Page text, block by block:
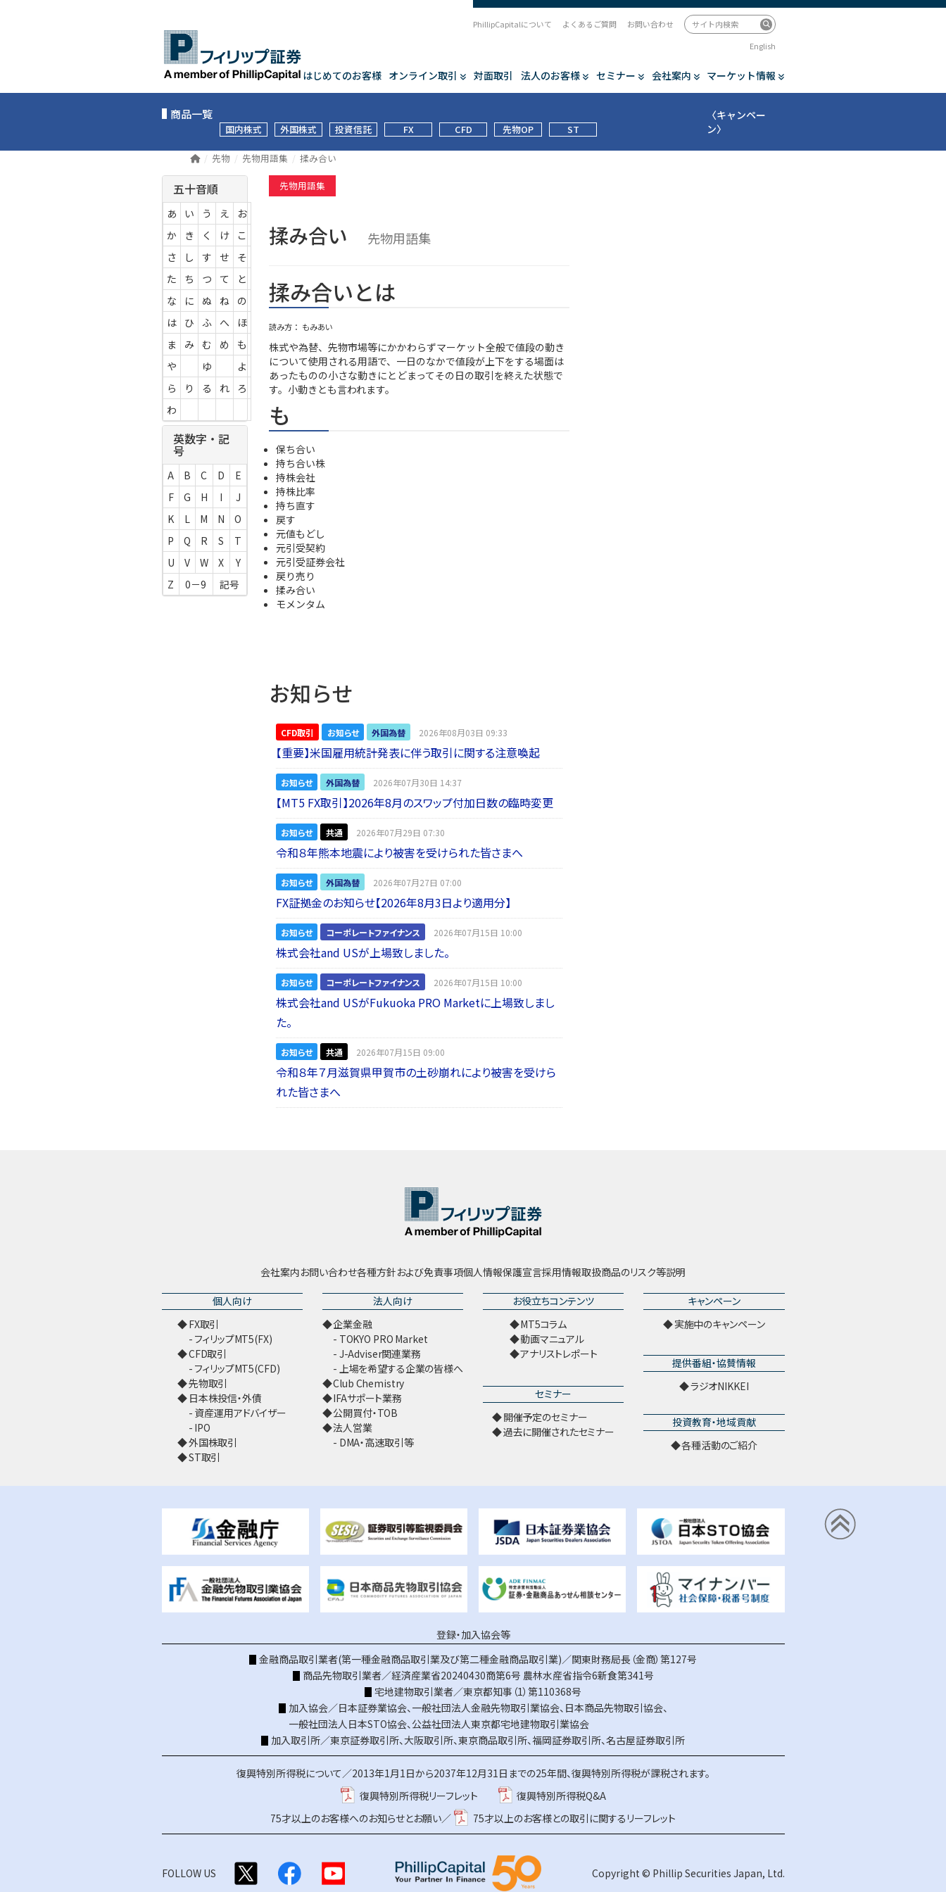
はじめてのお客様 オンライン取引 対面取引 法人のお客様 セミナー 会社案内 マーケット情報
PhillipCapitalについて よくあるご質問
お問い合わせ
English
商品一覧
国内株式 外国株式 投資信託 FX CFD 先物OP ST
〈キャンペー
ン〉
先物 先物用語集 揉み合い
先物用語集
揉み合い 先物用語集
揉み合いとは
読み方： もみあい
株式や為替、先物市場等にかかわらずマーケット全般で値段の動き
について使用される用語で、一日のなかで値段が上下をする場面は
あったものの小さな動きにとどまってその日の取引を終えた状態で
す。小動きとも言われます。
も
保ち合い
持ち合い株
持株会社
持株比率
持ち直す
戻す
元値もどし
元引受契約
元引受証券会社
戻り売り
揉み合い
モメンタム
お知らせ
CFD取引 お知らせ 外国為替 2026年08月03日 09:33
【重要】米国雇用統計発表に伴う取引に関する注意喚起
お知らせ 外国為替 2026年07月30日 14:37
【MT5 FX取引】2026年8月のスワップ付加日数の臨時変更
お知らせ 共通 2026年07月29日 07:30
令和８年熊本地震により被害を受けられた皆さまへ
お知らせ 外国為替 2026年07月27日 07:00
FX証拠金のお知らせ【2026年8月3日より適用分】
お知らせ コーポレートファイナンス 2026年07月15日 10:00
株式会社and USが上場致しました。
お知らせ コーポレートファイナンス 2026年07月15日 10:00
株式会社and USがFukuoka PRO Marketに上場致しまし
た。
お知らせ 共通 2026年07月15日 09:00
令和８年７月滋賀県甲賀市の土砂崩れにより被害を受けら
れた皆さまへ
五十音順
あ い う え
お
か
き く け
こ
さ
し す せ
そ
た
ち つ て
と
な
に ぬ ね
の
は
ひ ふ へ
ほ
ま
み む め
も
や
ゆ
よ
ら
り る れ
ろ
わ
英数字・記
号
A B C D
E
F
G H I
J
K
L M N
O
P
Q R S
T
U
V W X
Y
Z
0－9 記号
会社案内お問い合わせ各種方針および免責事項個人情報保護宣言採用情報取扱商品のリスク等説明
個人向け
FX取引
フィリップMT5(FX)
CFD取引
フィリップMT5(CFD)
先物取引
日本株投信・外債
資産運用アドバイザー
IPO
外国株取引
ST取引
法人向け
企業金融
TOKYO PRO Market
J-Adviser関連業務
上場を希望する企業の皆様へ
Club Chemistry
IFAサポート業務
公開買付・TOB
法人営業
DMA・高速取引等
お役立ちコンテンツ
MT5コラム
動画マニュアル
アナリストレポート
セミナー
開催予定のセミナー
過去に開催されたセミナー
キャンペーン
実施中のキャンペーン
提供番組・協賛情報
ラジオNIKKEI
投資教育・地域貢献
各種活動のご紹介
登録・加入協会等
金融商品取引業者(第一種金融商品取引業及び第二種金融商品取引業)／関東財務局長（金商）第127号
商品先物取引業者／経済産業省20240430商第6号 農林水産省指令6新食第341号
宅地建物取引業者／東京都知事（1）第110368号
加入協会／日本証券業協会、 一般社団法人金融先物取引業協会、 日本商品先物取引協会、
一般社団法人日本STO協会、 公益社団法人東京都宅地建物取引業協会
加入取引所／東京証券取引所、大阪取引所、東京商品取引所、福岡証券取引所、名古屋証券取引所
復興特別所得税について／2013年1月1日から2037年12月31日までの25年間、復興特別所得税が課税されます。
復興特別所得税リーフレット
復興特別所得税Q&A
75才以上のお客様へのお知らせとお願い／
75才以上のお客様との取引に関するリーフレット
FOLLOW US Copyright © Phillip Securities Japan, Ltd.